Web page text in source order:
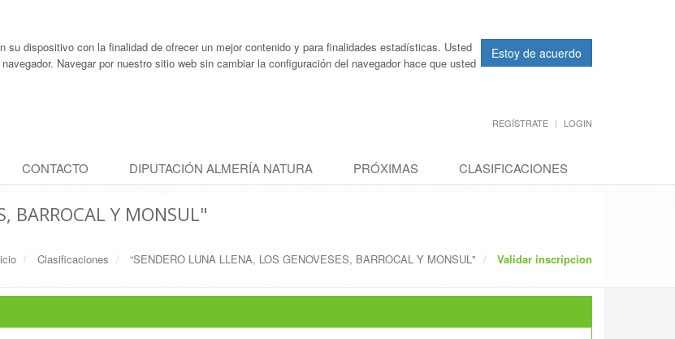
Estoy de acuerdo
su dispositivo con la finalidad de ofrecer un mejor contenido y para finalidades estadísticas. Usted
Navegar por nuestro sitio web sin cambiar la configuración del navegador hace que usted
REGÍSTRATE LOGIN
CONTACTO DIPUTACIÓN ALMERÍA NATURA PRÓXIMAS CLASIFICACIONES
BARROCAL Y MONSUL"
Clasificaciones “SENDERO LUNA LLENA, LOS GENOVESES, BARROCAL Y MONSUL" Validar inscripcion